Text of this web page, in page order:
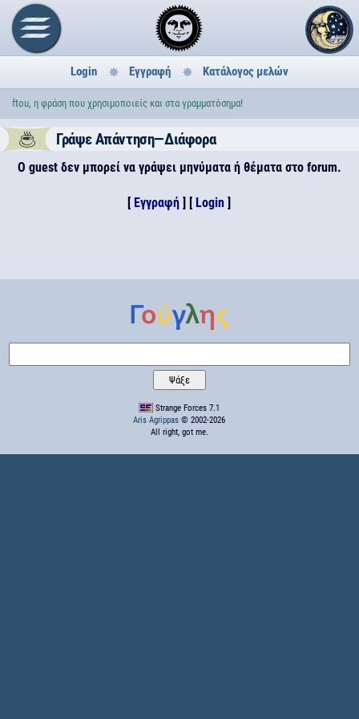
Login Εγγραφή Κατάλογος μελών
ftou, η φράση που χρησιμοποιείς και στα γραμματόσημα!
Γράψε Απάντηση—Διάφορα
Ο guest δεν μπορεί να γράψει μηνύματα ή θέματα στο forum.
[ Εγγραφή ] [ Login ]
Strange Forces 7.1
Aris Agrippas © 2002-2026
All right, got me.